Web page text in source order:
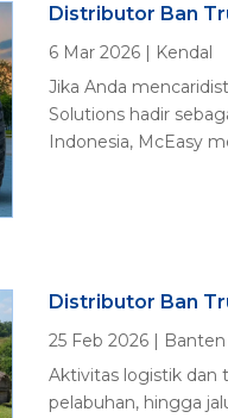
Distributor Ban
6 Mar 2026| Kendal
Jika Anda
Solutions hadir
Indonesia, McEasy
Distributor Ban
25 Feb 2026| Banten
Aktivitas logistik dan
pelabuhan, hingga